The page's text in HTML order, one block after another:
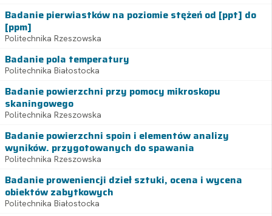
Badanie pierwiastków na poziomie stężeń od [ppt] do
[ppm]
Politechnika Rzeszowska
Badanie pola temperatury
Politechnika Białostocka
Badanie powierzchni przy pomocy mikroskopu
skaningowego
Politechnika Rzeszowska
Badanie powierzchni spoin i elementów analizy
wyników. przygotowanych do spawania
Politechnika Rzeszowska
Badanie proweniencji dzieł sztuki, ocena i wycena
obiektów zabytkowych
Politechnika Białostocka